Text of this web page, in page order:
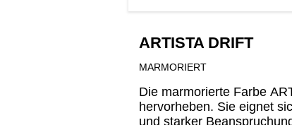
ARTISTA DRIFT
MARMORIERT
Die marmorierte Farbe
hervorheben. Sie eignet
und starker